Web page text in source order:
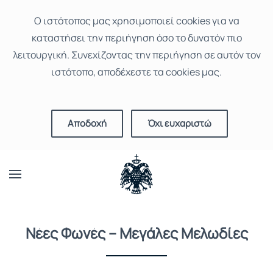
Ο ιστότοπoς μας χρησιμοποιεί cookies για να
καταστήσει την περιήγηση όσο το δυνατόν πιο
λειτουργική. Συνεχίζοντας την περιήγηση σε αυτόν τον
ιστότοπο, αποδέχεστε τα cookies μας.
Αποδοχή Όχι ευχαριστώ
Νέες Φωνές – Μεγάλες Μελωδίες